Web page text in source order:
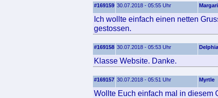
#169159 30.07.2018 - 05:55 Uhr
Ich wollte einfach einen netten
gestossen.
#169158 30.07.2018 - 05:53 Uhr Delphia
Klasse Website. Danke.
#169157 30.07.2018 - 05:51 Uhr Myrtle
Wollte Euch einfach mal in diesem